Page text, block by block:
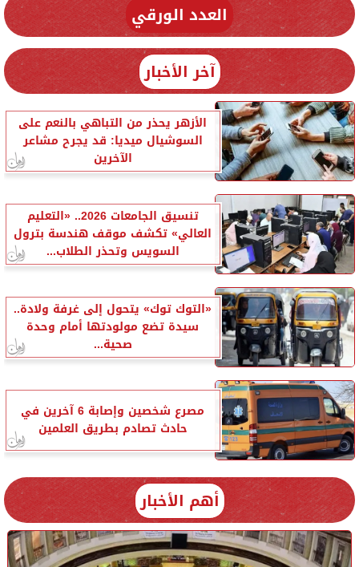
العدد الورقي
آخر الأخبار
الأزهر يحذر من التباهي بالنعم على
السوشيال ميديا: قد يجرح مشاعر
الآخرين
تنسيق الجامعات 2026.. «التعليم
العالي» تكشف موقف هندسة بترول
السويس وتحذر الطلاب...
«التوك توك» يتحول إلى غرفة ولادة..
سيدة تضع مولودتها أمام وحدة
صحية...
مصرع شخصين وإصابة 6 آخرين في
حادث تصادم بطريق العلمين
أهم الأخبار